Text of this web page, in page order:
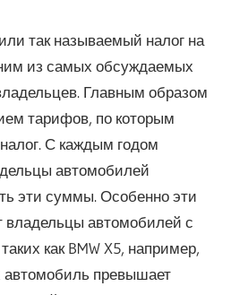
так называемый налог на
из самых обсуждаемых
Главным образом
тарифов, по которым
С каждым годом
автомобилей
эти суммы. Особенно эти
владельцы автомобилей с
как BMW X5, например,
автомобиль превышает